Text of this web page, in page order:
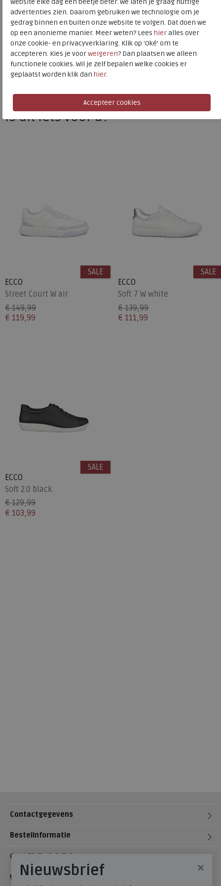
ECCO
Toon alles vanECCO
Naar allesneakers / veterschoenen
Naar alleECCO sneakers / veterschoenen
Is dit iets voor u?
ECCO
Street Court W air
€ 149,99
€ 119,99
SALE
ECCO
Soft 7 W white
€ 139,99
€ 111,99
SALE
ECCO
Soft 2.0 black
€ 129,99
€ 103,99
SALE
Contactgegevens
Bestelinformatie
Over Meijerink Schoenen
Voetzorg
×
Nieuwsbrief
website elke dag een beetje beter. We laten je graag nuttige
advertenties zien. Daarom gebruiken we technologie om je
gedrag binnen en buiten onze website te volgen. Dat doen we
op een anonieme manier. Meer weten? Lees hieralles over
onze cookie- en privacyverklaring. Klik op 'Oké' om te
accepteren. Kies je voorweigeren? Dan plaatsen we alleen
functionele cookies. Wil je zelf bepalen welke cookies er
geplaatst worden klik dan hier.